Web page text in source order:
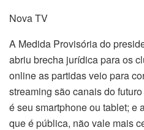
Nova TV
A Medida Provisória do
abriu brecha jurídica para os
online as partidas veio para
streaming são canais do
é seu smartphone ou tablet; e
que é pública, não vale mais